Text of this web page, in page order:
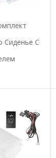
Сиденье С